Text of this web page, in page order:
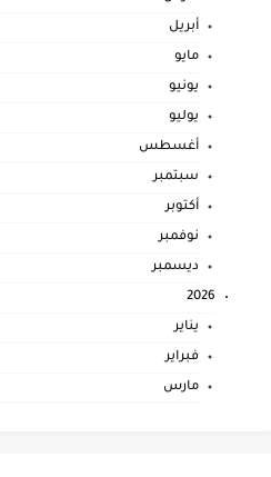
أبريل
مايو
يونيو
يوليو
أغسطس
سبتمبر
أكتوبر
نوفمبر
ديسمبر
2026
يناير
فبراير
مارس